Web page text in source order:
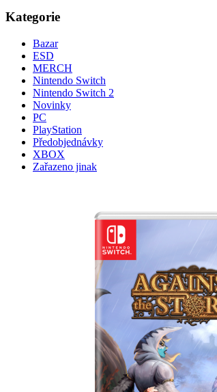
Kategorie
Bazar
ESD
MERCH
Nintendo Switch
Nintendo Switch 2
Novinky
PC
PlayStation
Předobjednávky
XBOX
Zařazeno jinak